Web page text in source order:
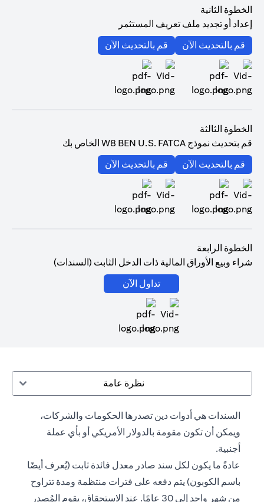
الخطوة الثانية
إعداد أو تجديد ملف تعريف المستثمر
قم بالتحديث الآن opens in a new tab
قم بالتحديث الآن
الخطوة الثالثة
قم بتحديث نموذج W8 BEN U.S. FATCA الخاص بك
قم بالتحديث الآن opens in a new tab
قم بالتحديث الآن
الخطوة الرابعة
شراء وبيع الأوراق المالية ذات الدخل الثابت (السندات)
تداول الآن
نظرة عامة
السندات هي أدوات دين تصدرها الحكومات والشركات،
ويمكن أن تكون مقومة بالدولار الأمريكي أو بأي عملة
أجنبية.
عادةً ما يكون لكل سند صادر معدل فائدة ثابت (يُعرف أيضًا
باسم الكوبون) يتم دفعه على فترات منتظمة ومدة تتراوح
من شهر واحد إلى 30 عامًا. عند الاستحقاق، يقوم المُصدر